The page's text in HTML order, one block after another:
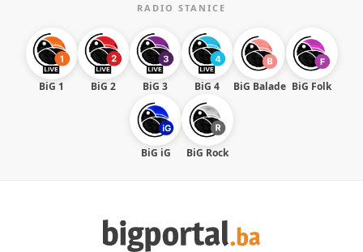
RADIO STANICE
BiG 1 BiG 2 BiG 3 BiG 4 BiG Balade BiG Folk
BiG iG BiG Rock